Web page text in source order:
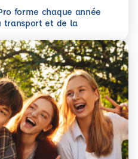
forme chaque année
transport et de la
forme chaque année 110